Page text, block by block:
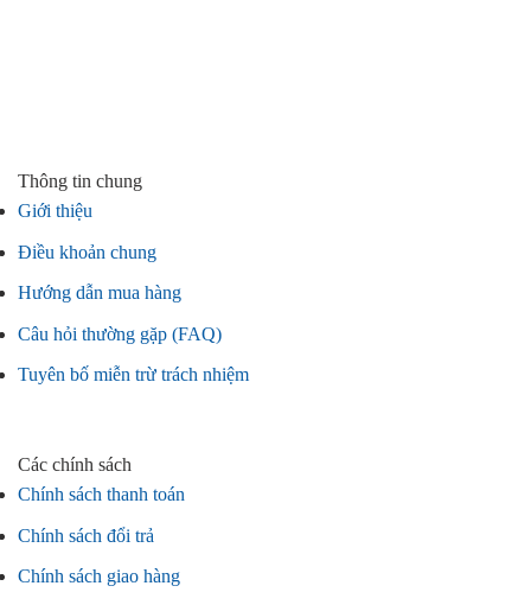
Thông tin chung
Giới thiệu
Điều khoản chung
Hướng dẫn mua hàng
Câu hỏi thường gặp (FAQ)
Tuyên bố miễn trừ trách nhiệm
Các chính sách
Chính sách thanh toán
Chính sách đổi trả
Chính sách giao hàng